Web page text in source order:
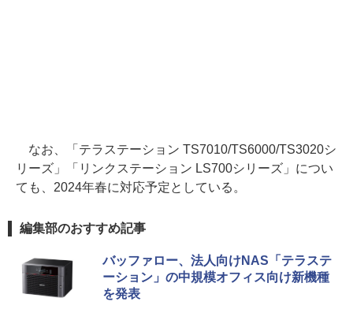
なお、「テラステーション TS7010/TS6000/TS3020シ
リーズ」「リンクステーション LS700シリーズ」につい
ても、2024年春に対応予定としている。
編集部のおすすめ記事
バッファロー、法人向けNAS「テラステ
ーション」の中規模オフィス向け新機種
を発表